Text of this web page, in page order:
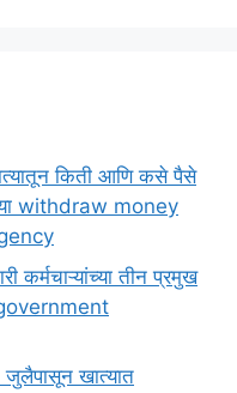
किती आणि कसे पैसे
withdraw money
कर्मचाऱ्यांच्या तीन प्रमुख
government
जुलैपासून खात्यात